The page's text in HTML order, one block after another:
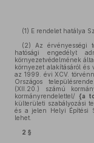
(1) E rendelet hatálya
(2) Az érvényességi
hatósági engedélyt
környezetvédelmének
környezet alakításáról és
az 1999. évi XCV.
Országos
(XII.20.) számú
kormányrendelettel/{a
külterületi szabályozási
és a jelen Helyi Építési
lehet.
2 §